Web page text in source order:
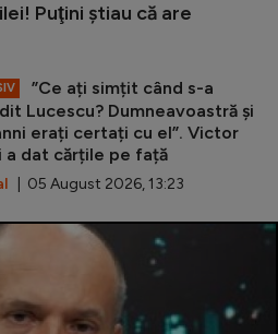
Puţini ştiau că are
”Ce ați simțit când s-a
Lucescu? Dumneavoastră și
erați certați cu el”. Victor
a dat cărțile pe față
| 05 August 2026, 13:23